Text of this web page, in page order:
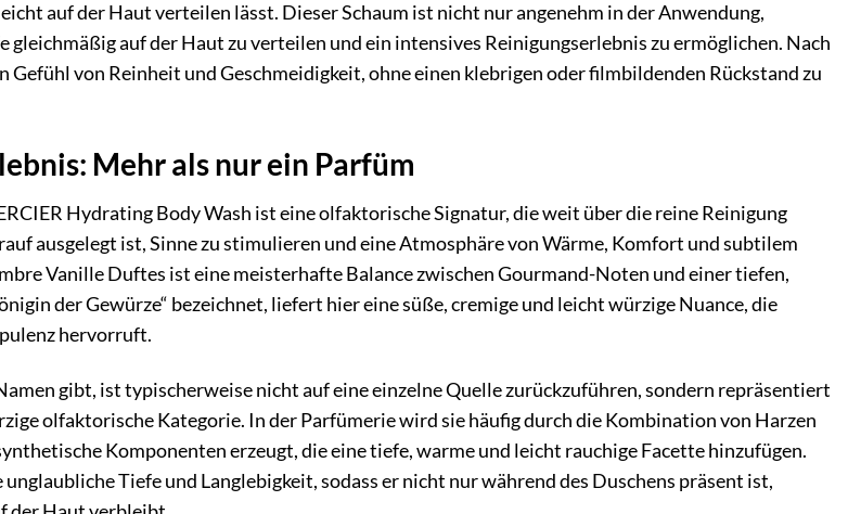
auf der Haut verteilen lässt. Dieser Schaum ist nicht nur angenehm in der Anwendung,
auf der Haut zu verteilen und ein intensives Reinigungserlebnis zu ermöglichen. Nach
Gefühl von Reinheit und Geschmeidigkeit, ohne einen klebrigen oder filmbildenden Rückstand zu
Mehr als nur ein Parfüm
Hydrating Body Wash ist eine olfaktorische Signatur, die weit über die reine Reinigung
ausgelegt ist, Sinne zu stimulieren und eine Atmosphäre von Wärme, Komfort und subtilem
Vanille Duftes ist eine meisterhafte Balance zwischen Gourmand-Noten und einer tiefen,
der Gewürze“ bezeichnet, liefert hier eine süße, cremige und leicht würzige Nuance, die
hervorruft.
gibt, ist typischerweise nicht auf eine einzelne Quelle zurückzuführen, sondern repräsentiert
olfaktorische Kategorie. In der Parfümerie wird sie häufig durch die Kombination von Harzen
Komponenten erzeugt, die eine tiefe, warme und leicht rauchige Facette hinzufügen.
Tiefe und Langlebigkeit, sodass er nicht nur während des Duschens präsent ist,